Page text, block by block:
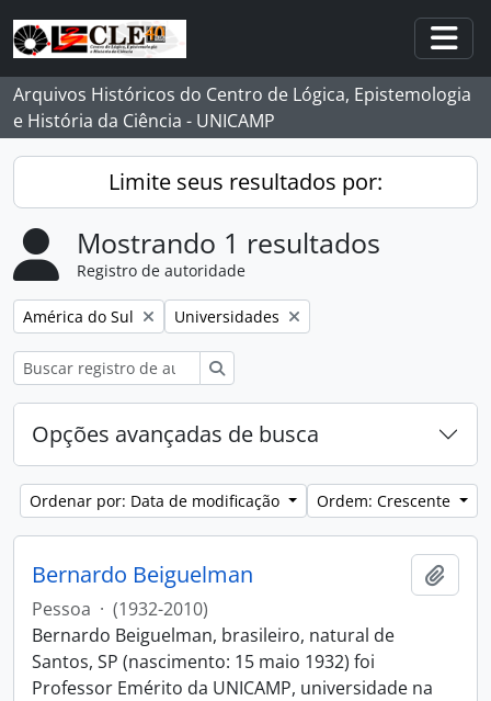
Skip to main content
Arquivos Históricos do Centro de Lógica, Epistemologia
e História da Ciência - UNICAMP
Limite seus resultados por:
Mostrando 1 resultados
Registro de autoridade
Remover filtro:
América do Sul Remover filtro:
Universidades
Opções avançadas de busca
Ordenar por: Data de modificação Ordem: Crescente
Bernardo Beiguelman
Pessoa · (1932-2010)
Bernardo Beiguelman, brasileiro, natural de
Santos, SP (nascimento: 15 maio 1932) foi
Professor Emérito da UNICAMP, universidade na